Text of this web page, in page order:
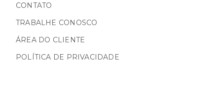
CONTATO
TRABALHE CONOSCO
ÁREA DO CLIENTE
POLÍTICA DE PRIVACIDADE